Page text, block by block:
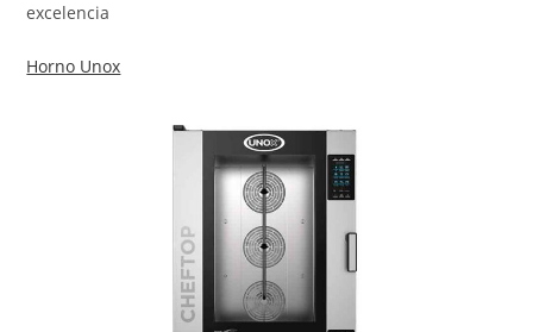
excelencia
Horno Unox